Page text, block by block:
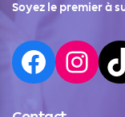
Soyez le premier à